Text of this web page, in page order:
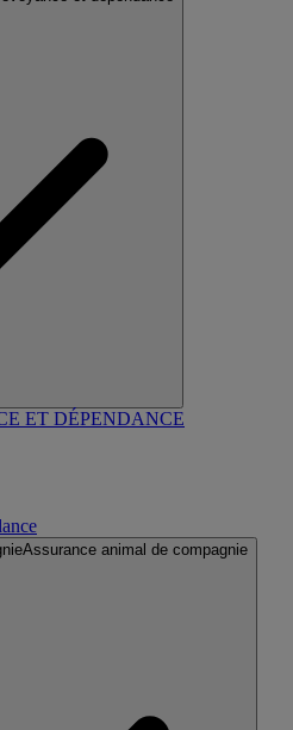
ET DÉPENDANCE
Assurance animal de compagnie